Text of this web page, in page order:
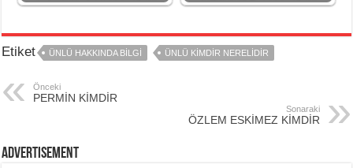
Etiket ÜNLÜ HAKKINDA BİLGİ ÜNLÜ KİMDİR NERELİDİR
Önceki
PERMİN KİMDİR
Sonaraki
ÖZLEM ESKİMEZ KİMDİR
Advertisement